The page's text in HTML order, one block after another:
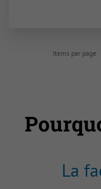
Items par page
La